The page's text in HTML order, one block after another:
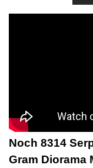
Noch 8314
Gram Diorama